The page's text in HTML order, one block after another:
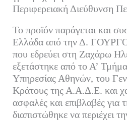
εί
τε
Περιφερειακή Διεύθυνση
Το προϊόν παράγεται και
Ελλάδα από την Δ.
που εδρεύει στη Ζαχάρω
εξετάστηκε από το Α’
Υπηρεσίας Αθηνών, του
Κράτους της Α.Α.Δ.Ε. και
ασφαλές και επιβλαβές για
διαπιστώθηκε να περιέχει